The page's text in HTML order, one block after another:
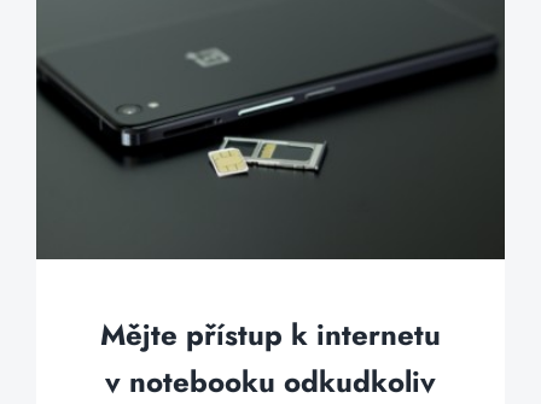
Mějte přístup k internetu
v notebooku odkudkoliv